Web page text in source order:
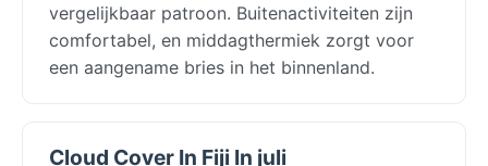
vergelijkbaar patroon. Buitenactiviteiten zijn
comfortabel, en middagthermiek zorgt voor
een aangename bries in het binnenland.
Cloud Cover In Fiji In juli